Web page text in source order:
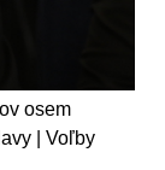
osem
| Voľby